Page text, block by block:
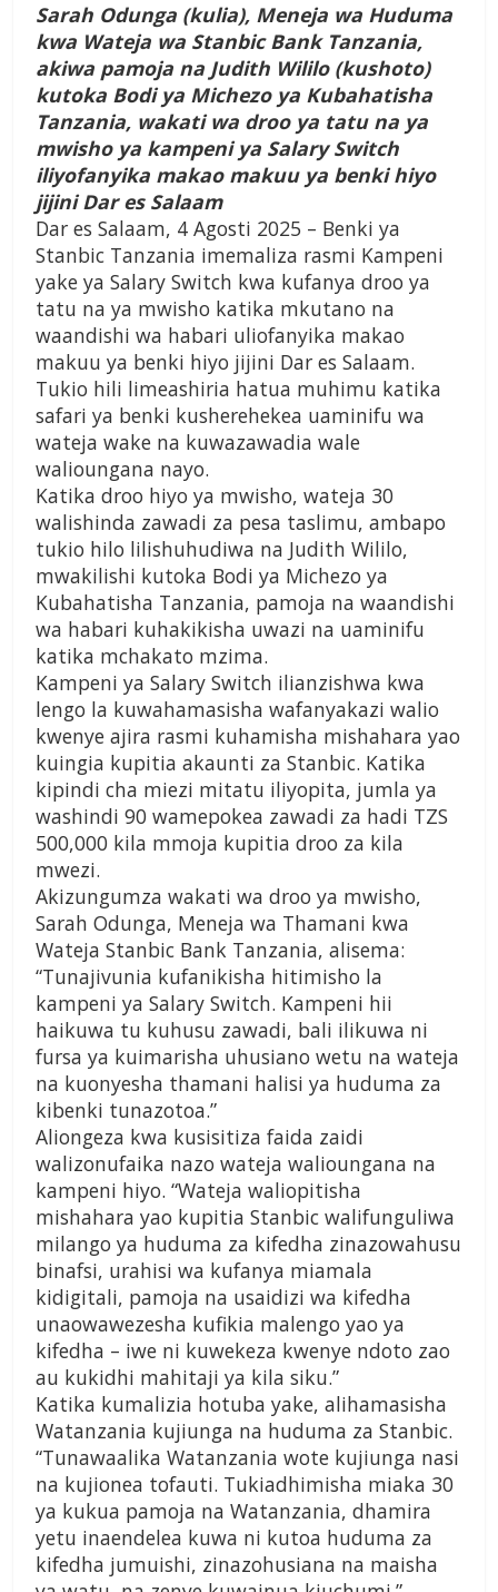
Sarah Odunga (kulia), Meneja wa Huduma
kwa Wateja wa Stanbic Bank Tanzania,
akiwa pamoja na Judith Wililo (kushoto)
kutoka Bodi ya Michezo ya Kubahatisha
Tanzania, wakati wa droo ya tatu na ya
mwisho ya kampeni ya Salary Switch
iliyofanyika makao makuu ya benki hiyo
jijini Dar es Salaam
Dar es Salaam, 4 Agosti 2025 – Benki ya
Stanbic Tanzania imemaliza rasmi Kampeni
yake ya Salary Switch kwa kufanya droo ya
tatu na ya mwisho katika mkutano na
waandishi wa habari uliofanyika makao
makuu ya benki hiyo jijini Dar es Salaam.
Tukio hili limeashiria hatua muhimu katika
safari ya benki kusherehekea uaminifu wa
wateja wake na kuwazawadia wale
walioungana nayo.
Katika droo hiyo ya mwisho, wateja 30
walishinda zawadi za pesa taslimu, ambapo
tukio hilo lilishuhudiwa na Judith Wililo,
mwakilishi kutoka Bodi ya Michezo ya
Kubahatisha Tanzania, pamoja na waandishi
wa habari kuhakikisha uwazi na uaminifu
katika mchakato mzima.
Kampeni ya Salary Switch ilianzishwa kwa
lengo la kuwahamasisha wafanyakazi walio
kwenye ajira rasmi kuhamisha mishahara yao
kuingia kupitia akaunti za Stanbic. Katika
kipindi cha miezi mitatu iliyopita, jumla ya
washindi 90 wamepokea zawadi za hadi TZS
500,000 kila mmoja kupitia droo za kila
mwezi.
Akizungumza wakati wa droo ya mwisho,
Sarah Odunga, Meneja wa Thamani kwa
Wateja Stanbic Bank Tanzania, alisema:
“Tunajivunia kufanikisha hitimisho la
kampeni ya Salary Switch. Kampeni hii
haikuwa tu kuhusu zawadi, bali ilikuwa ni
fursa ya kuimarisha uhusiano wetu na wateja
na kuonyesha thamani halisi ya huduma za
kibenki tunazotoa.”
Aliongeza kwa kusisitiza faida zaidi
walizonufaika nazo wateja walioungana na
kampeni hiyo. “Wateja waliopitisha
mishahara yao kupitia Stanbic walifunguliwa
milango ya huduma za kifedha zinazowahusu
binafsi, urahisi wa kufanya miamala
kidigitali, pamoja na usaidizi wa kifedha
unaowawezesha kufikia malengo yao ya
kifedha – iwe ni kuwekeza kwenye ndoto zao
au kukidhi mahitaji ya kila siku.”
Katika kumalizia hotuba yake, alihamasisha
Watanzania kujiunga na huduma za Stanbic.
“Tunawaalika Watanzania wote kujiunga nasi
na kujionea tofauti. Tukiadhimisha miaka 30
ya kukua pamoja na Watanzania, dhamira
yetu inaendelea kuwa ni kutoa huduma za
kifedha jumuishi, zinazohusiana na maisha